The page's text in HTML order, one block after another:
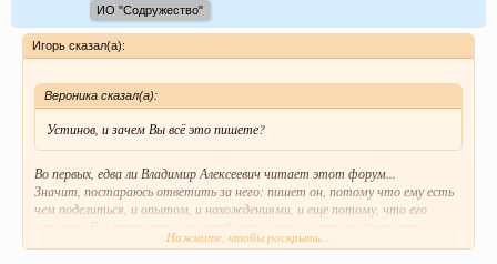
ИО "Содружество"
Игорь сказал(а):
Вероника сказал(а):
Устинов, и зачем Вы всё это пишете?
Во первых, едва ли Владимир Алексеевич читает этот форум...
Значит, постараюсь ответить за него: пишет он, потому что ему есть
чем поделиться, и опытом, и нахождениями, и еще потому, что его
события современности с позиций последователя Учения, и это очень
Нажмите, чтобы раскрыть...